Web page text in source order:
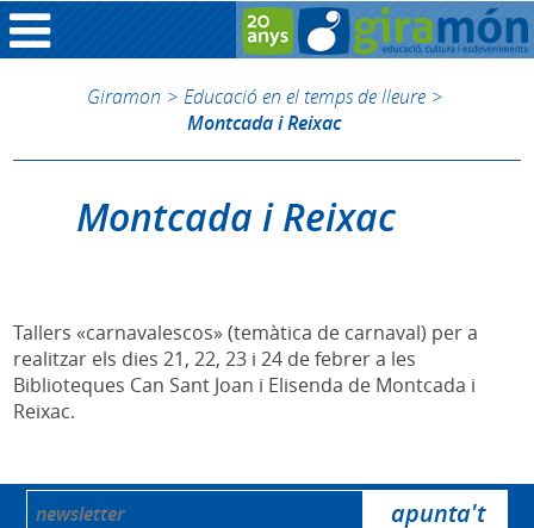
Giramon > Educació en el temps de lleure >
Montcada i Reixac
Montcada i Reixac
Tallers «carnavalescos» (temàtica de carnaval) per a
realitzar els dies 21, 22, 23 i 24 de febrer a les
Biblioteques Can Sant Joan i Elisenda de Montcada i
Reixac.